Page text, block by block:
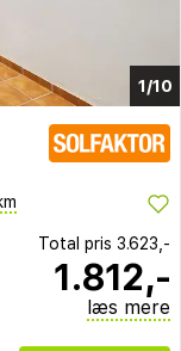
1/10
Total pris 3.623,-
1.812,-
læs mere